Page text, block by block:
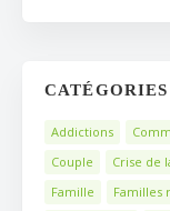
CATÉGORIES
Addictions
Couple
Crise de
Famille
Familles